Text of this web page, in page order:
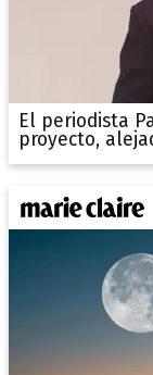
El periodista
proyecto,